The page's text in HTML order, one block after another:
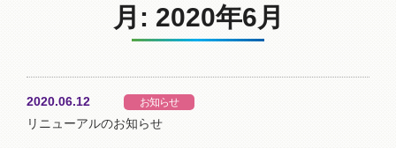
月: 2020年6月
2020.06.12 お知らせ
リニューアルのお知らせ